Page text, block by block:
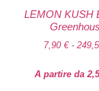
LEMON KUSH
7,90 € -
A partire da